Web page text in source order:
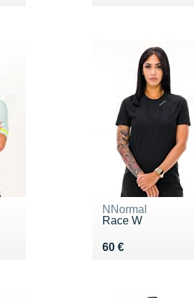
NNormal
Race W
60 €
Vendu 60 €